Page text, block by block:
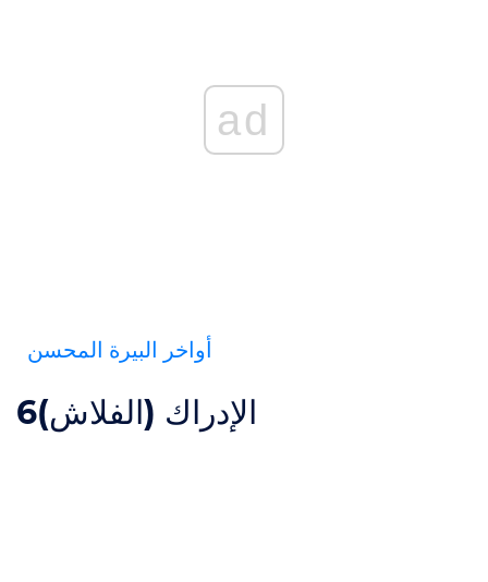
ad
أواخر البيرة المحسن
6الإدراك (الفلاش)